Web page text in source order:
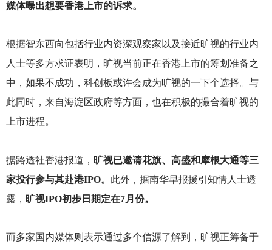
媒体曝出想要香港上市的诉求。
根据智东西向包括行业内资深观察家以及接近旷视的行业内
人士等多方求证表明，旷视当前正在香港上市的筹划准备之
中，如果不成功，科创板或许会成为旷视的一下个选择。与
此同时，来自海淀区政府等方面，也在积极的撮合着旷视的
上市进程。
据路透社香港报道， 旷视已邀请花旗、高盛和摩根大通等三
家投行参与其赴港IPO。 此外，据南华早报援引知情人士透
露， 旷视IPO初步日期定在7月份。
而多家国内媒体则表示通过多个信源了解到，旷视正筹备于